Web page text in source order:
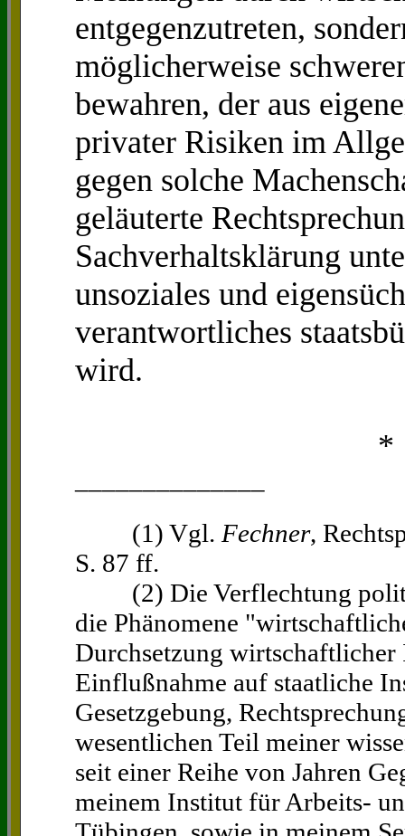
entgegenzutreten,
möglicherweise
bewahren, der aus
privater Risiken im
gegen solche
geläuterte
Sachverhaltsklärung
unsoziales und
verantwortliches
wird.
(1) Vgl. Fechner,
S. 87 ff.
(2) Die Verflechtung
die Phänomene
Durchsetzung wirtschaftlicher
Einflußnahme auf staatliche
Gesetzgebung,
wesentlichen Teil meiner
seit einer Reihe von Jahren
meinem Institut für Arbeits-